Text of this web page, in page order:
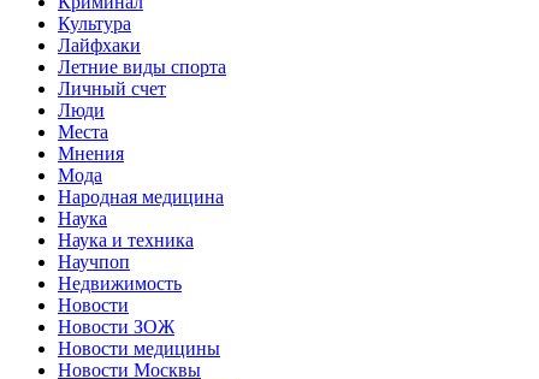
Культура
Лайфхаки
Летние виды спорта
Личный счет
Люди
Места
Мнения
Мода
Народная медицина
Наука
Наука и техника
Научпоп
Недвижимость
Новости
Новости ЗОЖ
Новости медицины
Новости Москвы